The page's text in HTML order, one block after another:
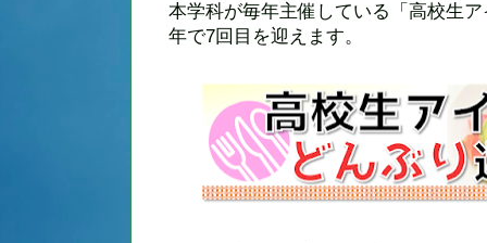
本学科が毎年主催している「高校生
年で7回目を迎えます。